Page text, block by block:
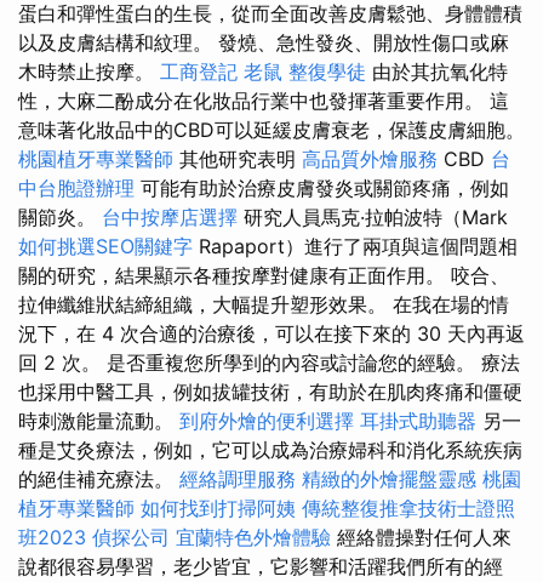
蛋白和彈性蛋白的生長，從而全面改善皮膚鬆弛、身體體積
以及皮膚結構和紋理。 發燒、急性發炎、開放性傷口或麻
木時禁止按摩。 工商登記 老鼠 整復學徒 由於其抗氧化特
性，大麻二酚成分在化妝品行業中也發揮著重要作用。 這
意味著化妝品中的CBD可以延緩皮膚衰老，保護皮膚細胞。
桃園植牙專業醫師 其他研究表明 高品質外燴服務 CBD 台
中台胞證辦理 可能有助於治療皮膚發炎或關節疼痛，例如
關節炎。 台中按摩店選擇 研究人員馬克·拉帕波特（Mark
如何挑選SEO關鍵字 Rapaport）進行了兩項與這個問題相
關的研究，結果顯示各種按摩對健康有正面作用。 咬合、
拉伸纖維狀結締組織，大幅提升塑形效果。 在我在場的情
況下，在 4 次合適的治療後，可以在接下來的 30 天內再返
回 2 次。 是否重複您所學到的內容或討論您的經驗。 療法
也採用中醫工具，例如拔罐技術，有助於在肌肉疼痛和僵硬
時刺激能量流動。 到府外燴的便利選擇 耳掛式助聽器 另一
種是艾灸療法，例如，它可以成為治療婦科和消化系統疾病
的絕佳補充療法。 經絡調理服務 精緻的外燴擺盤靈感 桃園
植牙專業醫師 如何找到打掃阿姨 傳統整復推拿技術士證照
班2023 偵探公司 宜蘭特色外燴體驗 經絡體操對任何人來
說都很容易學習，老少皆宜，它影響和活躍我們所有的經